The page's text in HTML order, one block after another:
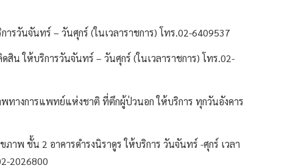
นจันทร์ – วันศุกร์ (ในเวลาราชการ) โทร.02-6409537
ให้บริการวันจันทร์ – วันศุกร์ (ในเวลาราชการ) โทร.02-
งการแพทย์แห่งชาติ ที่ตึกผู้ป่วนอก ให้บริการ ทุกวันอังคาร
ชั้น 2 อาคารดำรงนิราดูร ให้บริการ วันจันทร์ -ศุกร์ เวลา
2026800